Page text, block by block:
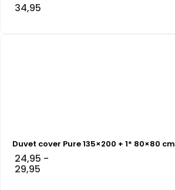
34,95
Duvet cover Pure 135×200 + 1* 80×80 cm
24,95 -
29,95